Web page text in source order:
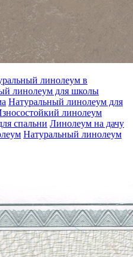
линолеум в
линолеум для школы
Натуральный линолеум для
линолеум
спальни Линолеум на дачу
Натуральный линолеум